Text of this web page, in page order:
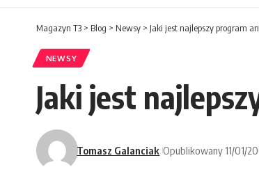
Magazyn T3 > Blog > Newsy > Jaki jest najlepszy program
NEWSY
Jaki jest
Tomasz Galanciak Opublikowany 11/01/